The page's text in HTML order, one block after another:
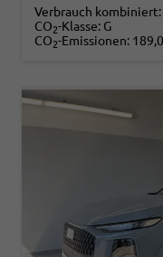
Verbrauch kombiniert:
CO2-Klasse: G
CO2-Emissionen: